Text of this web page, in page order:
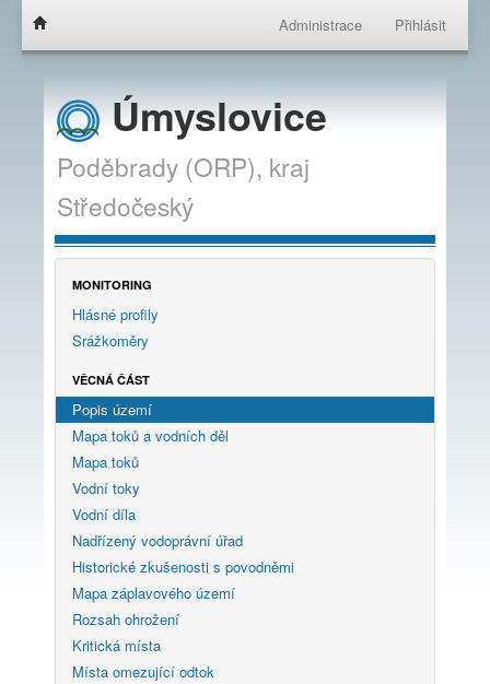
Administrace Přihlásit
Úmyslovice
Poděbrady (ORP), kraj
Středočeský
MONITORING
Hlásné profily
Srážkoměry
VĚCNÁ ČÁST
Popis území
Mapa toků a vodních děl
Mapa toků
Vodní toky
Vodní díla
Nadřízený vodoprávní úřad
Historické zkušenosti s povodněmi
Mapa záplavového území
Rozsah ohrožení
Kritická místa
Místa omezující odtok